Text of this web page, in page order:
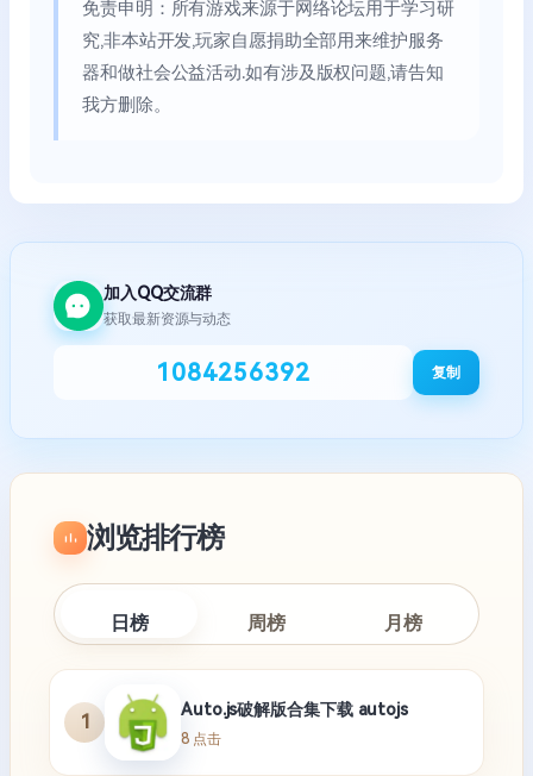
免责申明：所有游戏来源于网络论坛用于学习研
究,非本站开发,玩家自愿捐助全部用来维护服务
器和做社会公益活动.如有涉及版权问题,请告知
我方删除。
加入QQ交流群
获取最新资源与动态
1084256392 复制
浏览排行榜
日榜 周榜 月榜
1
Auto.js破解版合集下载 autojs
8 点击